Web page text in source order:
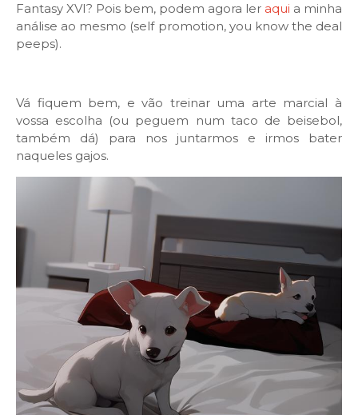
Fantasy XVI? Pois bem, podem agora ler aqui a minha
análise ao mesmo (self promotion, you know the deal
peeps).
Vá fiquem bem, e vão treinar uma arte marcial à
vossa escolha (ou peguem num taco de beisebol,
também dá) para nos juntarmos e irmos bater
naqueles gajos.